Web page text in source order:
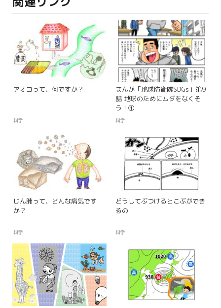
アオコって、何ですか？
科学
まんが「地球防衛隊SDGs」第9
話 地球のためにムダをなくそ
う！①
科学
じん肺って、どんな病気です
か？
科学
どうしてぶつけるとこぶができ
るの
科学